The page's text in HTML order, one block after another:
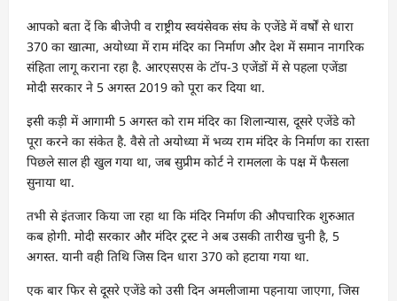
आपको बता दें कि बीजेपी व राष्ट्रीय स्वयंसेवक संघ के एजेंडे में वर्षों से धारा
370 का खात्मा, अयोध्या में राम मंदिर का निर्माण और देश में समान नागरिक
संहिता लागू कराना रहा है. आरएसएस के टॉप-3 एजेंडों में से पहला एजेंडा
मोदी सरकार ने 5 अगस्त 2019 को पूरा कर दिया था.
इसी कड़ी में आगामी 5 अगस्त को राम मंदिर का शिलान्यास, दूसरे एजेंडे को
पूरा करने का संकेत है. वैसे तो अयोध्या में भव्य राम मंदिर के निर्माण का रास्ता
पिछले साल ही खुल गया था, जब सुप्रीम कोर्ट ने रामलला के पक्ष में फैसला
सुनाया था.
तभी से इंतजार किया जा रहा था कि मंदिर निर्माण की औपचारिक शुरुआत
कब होगी. मोदी सरकार और मंदिर ट्रस्ट ने अब उसकी तारीख चुनी है, 5
अगस्त. यानी वही तिथि जिस दिन धारा 370 को हटाया गया था.
एक बार फिर से दूसरे एजेंडे को उसी दिन अमलीजामा पहनाया जाएगा, जिस